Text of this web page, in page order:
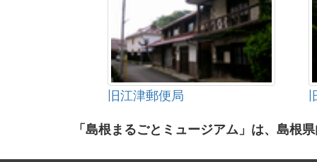
旧江津郵便局
「島根まるごとミュージアム」は、島根